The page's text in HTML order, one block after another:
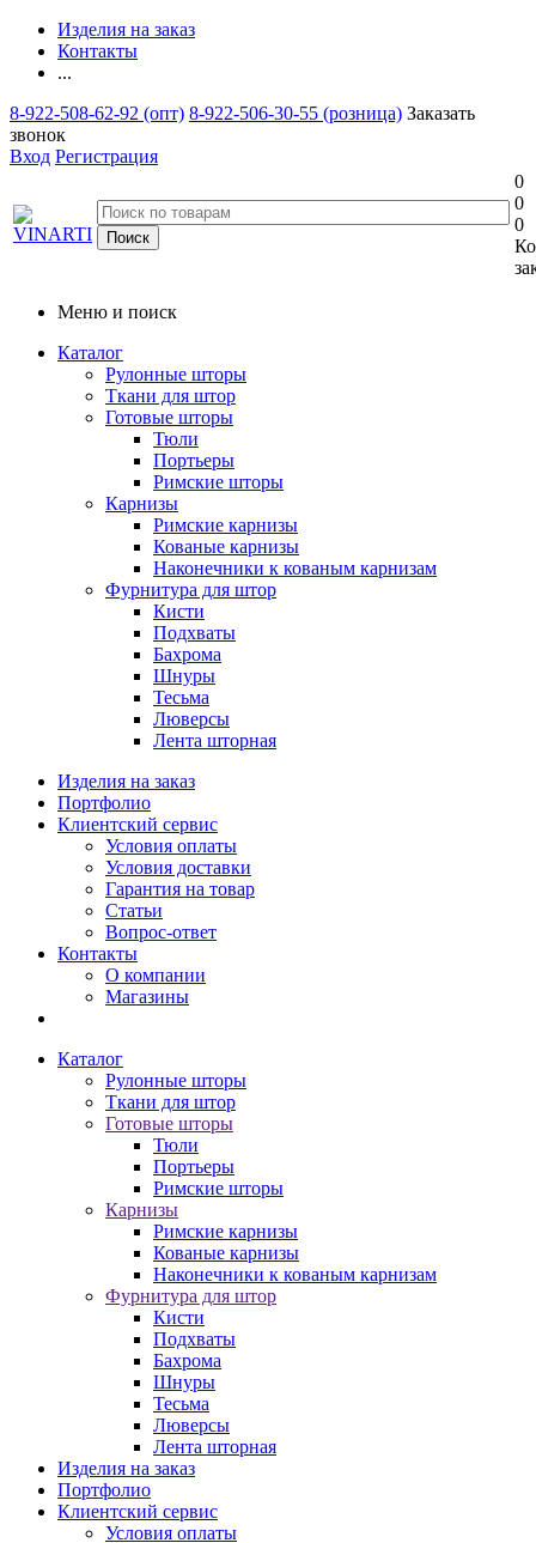
Изделия на заказ
Контакты
...
8-922-508-62-92 (опт) 8-922-506-30-55 (розница) Заказать
звонок
Вход Регистрация
0
0
0
Меню и поиск
Каталог
Рулонные шторы
Ткани для штор
Готовые шторы
Тюли
Портьеры
Римские шторы
Карнизы
Римские карнизы
Кованые карнизы
Наконечники к кованым карнизам
Фурнитура для штор
Кисти
Подхваты
Бахрома
Шнуры
Тесьма
Люверсы
Лента шторная
Изделия на заказ
Портфолио
Клиентский сервис
Условия оплаты
Условия доставки
Гарантия на товар
Статьи
Вопрос-ответ
Контакты
О компании
Магазины
Каталог
Рулонные шторы
Ткани для штор
Готовые шторы
Тюли
Портьеры
Римские шторы
Карнизы
Римские карнизы
Кованые карнизы
Наконечники к кованым карнизам
Фурнитура для штор
Кисти
Подхваты
Бахрома
Шнуры
Тесьма
Люверсы
Лента шторная
Изделия на заказ
Портфолио
Клиентский сервис
Условия оплаты